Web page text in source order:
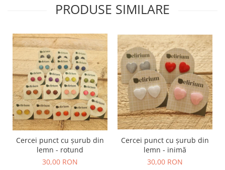
PRODUSE SIMILARE
Cercei punct cu șurub din
lemn - rotund
30,00 RON
Cercei punct cu șurub din
lemn - inimă
30,00 RON